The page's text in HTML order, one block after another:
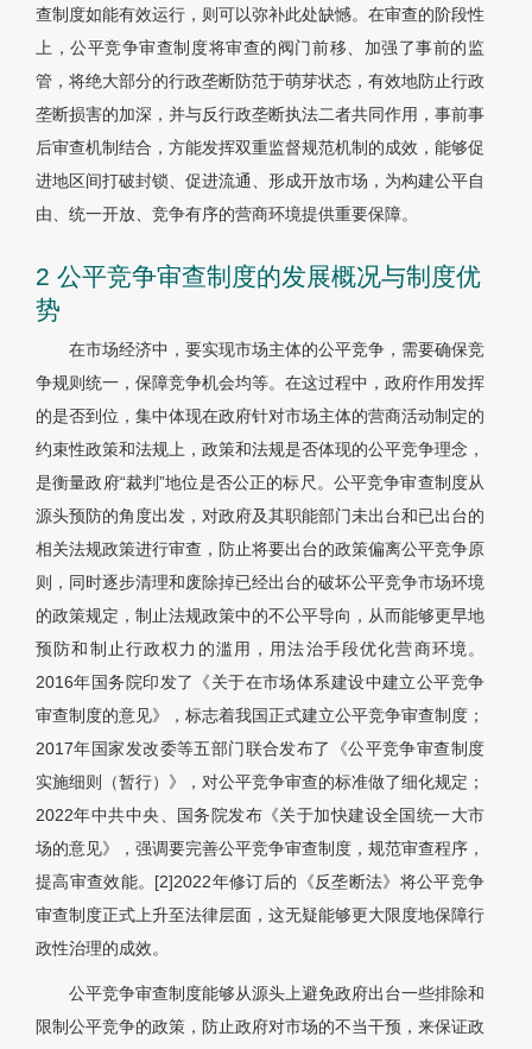
查制度如能有效运行，则可以弥补此处缺憾。在审查的阶段性
上，公平竞争审查制度将审查的阀门前移、加强了事前的监
管，将绝大部分的行政垄断防范于萌芽状态，有效地防止行政
垄断损害的加深，并与反行政垄断执法二者共同作用，事前事
后审查机制结合，方能发挥双重监督规范机制的成效，能够促
进地区间打破封锁、促进流通、形成开放市场，为构建公平自
由、统一开放、竞争有序的营商环境提供重要保障。
2 公平竞争审查制度的发展概况与制度优
势
在市场经济中，要实现市场主体的公平竞争，需要确保竞
争规则统一，保障竞争机会均等。在这过程中，政府作用发挥
的是否到位，集中体现在政府针对市场主体的营商活动制定的
约束性政策和法规上，政策和法规是否体现的公平竞争理念，
是衡量政府“裁判”地位是否公正的标尺。公平竞争审查制度从
源头预防的角度出发，对政府及其职能部门未出台和已出台的
相关法规政策进行审查，防止将要出台的政策偏离公平竞争原
则，同时逐步清理和废除掉已经出台的破坏公平竞争市场环境
的政策规定，制止法规政策中的不公平导向，从而能够更早地
预防和制止行政权力的滥用，用法治手段优化营商环境。
2016年国务院印发了《关于在市场体系建设中建立公平竞争
审查制度的意见》，标志着我国正式建立公平竞争审查制度；
2017年国家发改委等五部门联合发布了《公平竞争审查制度
实施细则（暂行）》，对公平竞争审查的标准做了细化规定；
2022年中共中央、国务院发布《关于加快建设全国统一大市
场的意见》，强调要完善公平竞争审查制度，规范审查程序，
提高审查效能。[2]2022年修订后的《反垄断法》将公平竞争
审查制度正式上升至法律层面，这无疑能够更大限度地保障行
政性治理的成效。
公平竞争审查制度能够从源头上避免政府出台一些排除和
限制公平竞争的政策，防止政府对市场的不当干预，来保证政